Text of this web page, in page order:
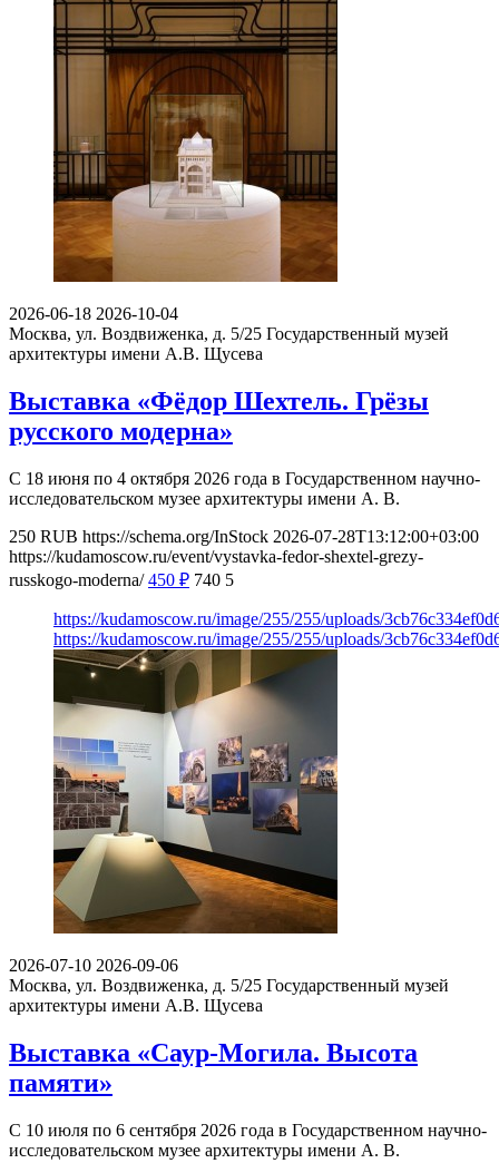
2026-06-18 2026-10-04
Москва, ул. Воздвиженка, д. 5/25 Государственный музей
архитектуры имени А.В. Щусева
Выставка «Фёдор Шехтель. Грёзы
русского модерна»
С 18 июня по 4 октября 2026 года в Государственном научно-
исследовательском музее архитектуры имени А. В.
250 RUB https://schema.org/InStock 2026-07-28T13:12:00+03:00
https://kudamoscow.ru/event/vystavka-fedor-shextel-grezy-
russkogo-moderna/ 450 ₽ 740 5
https://kudamoscow.ru/image/255/255/uploads/
https://kudamoscow.ru/image/255/255/uploads/
2026-07-10 2026-09-06
Москва, ул. Воздвиженка, д. 5/25 Государственный музей
архитектуры имени А.В. Щусева
Выставка «Саур-Могила. Высота
памяти»
С 10 июля по 6 сентября 2026 года в Государственном научно-
исследовательском музее архитектуры имени А. В.